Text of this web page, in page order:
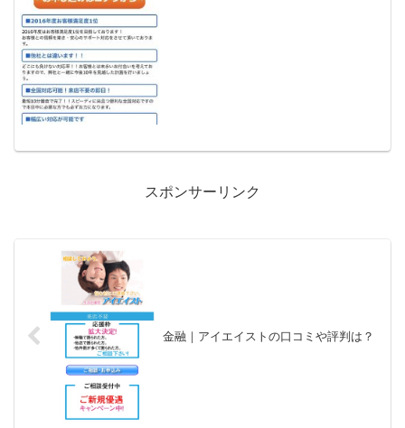
スポンサーリンク
金融｜アイエイストの口コミや評判は？